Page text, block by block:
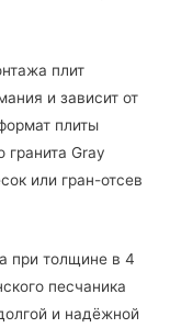
плит
и зависит от
плиты
Gray
или гран-отсев
при толщине в 4
песчаника
и надёжной